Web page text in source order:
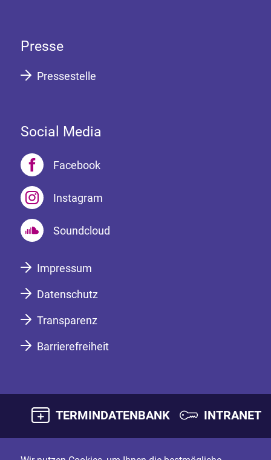
Presse
Pressestelle
Social Media
Facebook
Instagram
Soundcloud
Impressum
Datenschutz
Transparenz
Barrierefreiheit
TERMINDATENBANK INTRANET